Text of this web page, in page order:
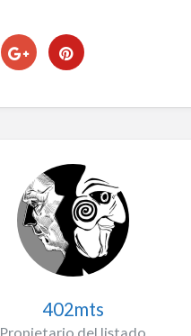
402mts
Propietario del listado